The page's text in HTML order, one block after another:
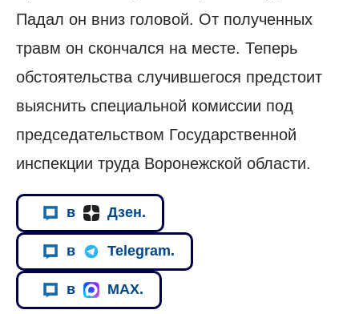
Падал он вниз головой. От полученных
травм он скончался на месте. Теперь
обстоятельства случившегося предстоит
выяснить специальной комиссии под
председательством Государственной
инспекции труда Воронежской области.
в Дзен.
в Telegram.
в MAX.